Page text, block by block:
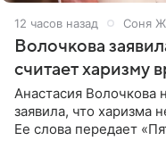
12 часов назад Соня
Волочкова
считает харизму
Анастасия Волочкова
заявила, что харизма
Ее слова передает